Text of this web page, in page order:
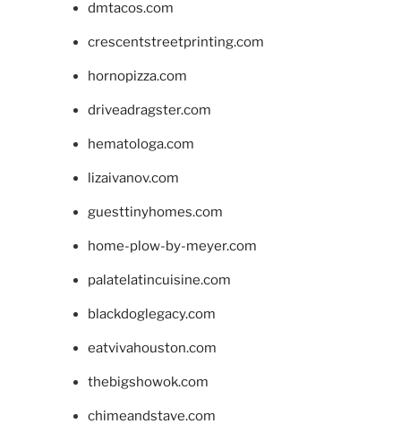
dmtacos.com
crescentstreetprinting.com
hornopizza.com
driveadragster.com
hematologa.com
lizaivanov.com
guesttinyhomes.com
home-plow-by-meyer.com
palatelatincuisine.com
blackdoglegacy.com
eatvivahouston.com
thebigshowok.com
chimeandstave.com